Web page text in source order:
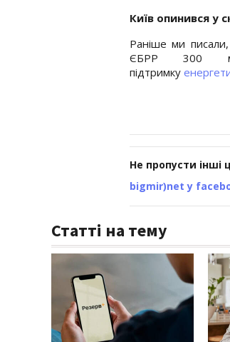
Київ опинився у
Раніше ми
ЄБРР 300
підтримку
Не пропусти інші
bigmir)net у
Статті на тему